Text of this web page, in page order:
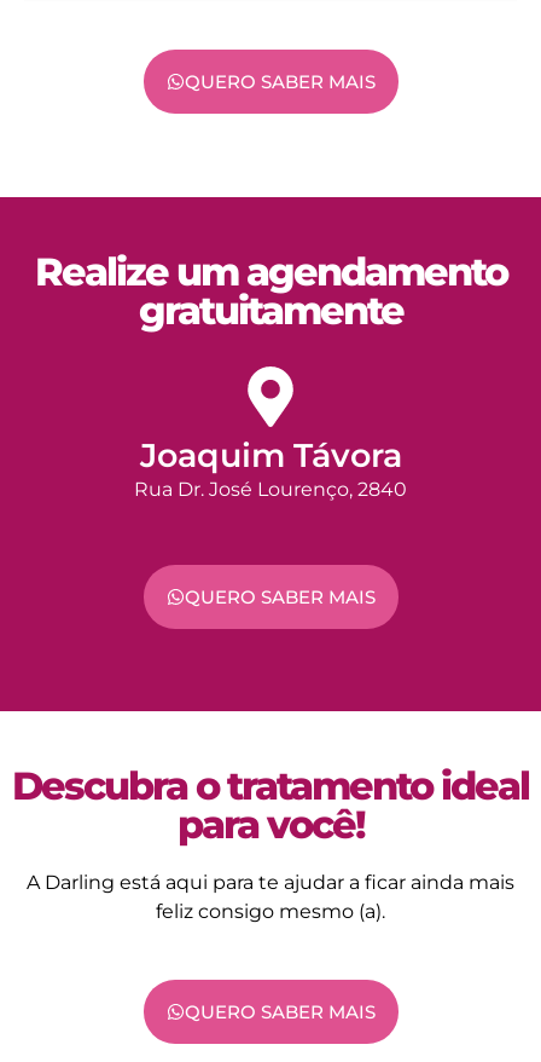
QUERO SABER MAIS
Realize um agendamento
gratuitamente
Joaquim Távora
Rua Dr. José Lourenço, 2840
QUERO SABER MAIS
Descubra o tratamento ideal
para você!
A Darling está aqui para te ajudar a ficar ainda mais
feliz consigo mesmo (a).
QUERO SABER MAIS